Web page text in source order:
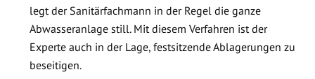
legt der Sanitärfachmann in der Regel die ganze
Abwasseranlage still. Mit diesem Verfahren ist der
Experte auch in der Lage, festsitzende Ablagerungen zu
beseitigen.